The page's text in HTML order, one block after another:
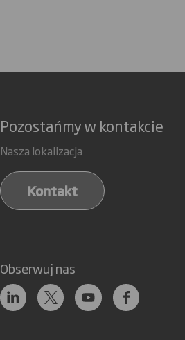
Pozostańmy w kontakcie
Nasza lokalizacja
Kontakt
Obserwuj nas